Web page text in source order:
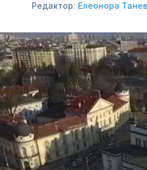
Редактор: Елеонора